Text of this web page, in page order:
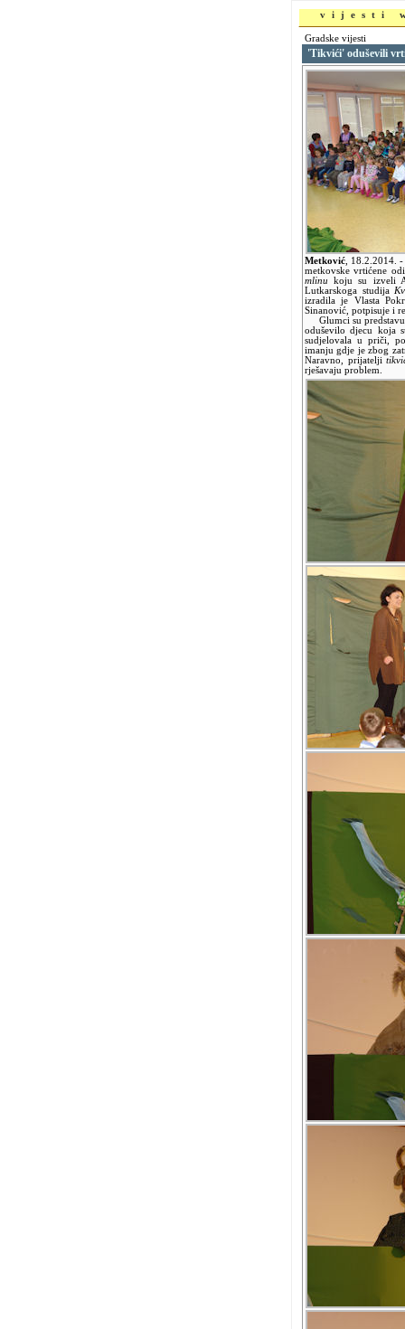
vijesti
Gradske vijesti
'Tikvići' oduševili
Metković 18.2.2014.-
metkovske vrtićene
mlinu koju su izveli
Lutkarskoga studija
izradila je Vlasta
Sinanović, potpisuje i
Glumci su predstavu
oduševilo djecu koja
sudjelovala u priči,
imanju gdje je zbog
Naravno, prijatelji
rješavaju problem.